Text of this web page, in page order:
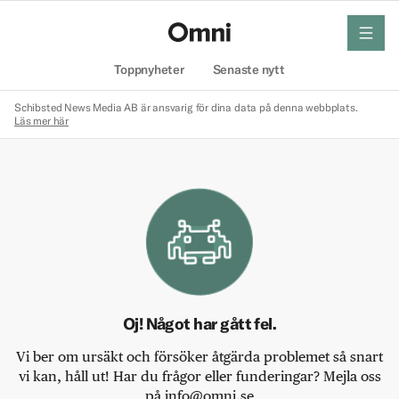
Toppnyheter Senaste nytt
meny
Schibsted News Media AB är ansvarig för dina data på denna webbplats.
Läs mer här
Oj! Något har gått fel.
Vi ber om ursäkt och försöker åtgärda problemet så snart
vi kan, håll ut! Har du frågor eller funderingar? Mejla oss